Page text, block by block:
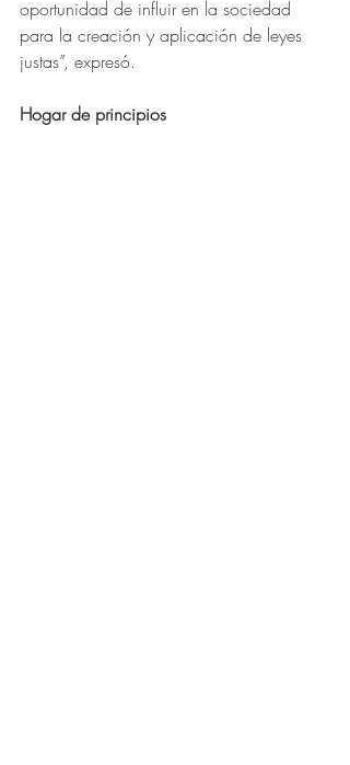
oportunidad de influir en la sociedad
para la creación y aplicación de leyes
justas”, expresó.
Hogar de principios